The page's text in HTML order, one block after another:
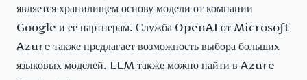
является хранилищем основу модели от компании
Google и ее партнерам. Служба OpenAI от Microsoft
Azure также предлагает возможность выбора больших
языковых моделей. LLM также можно найти в Azure